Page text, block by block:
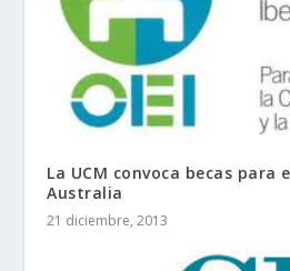
La UCM convoca becas para
Australia
21 diciembre, 2013